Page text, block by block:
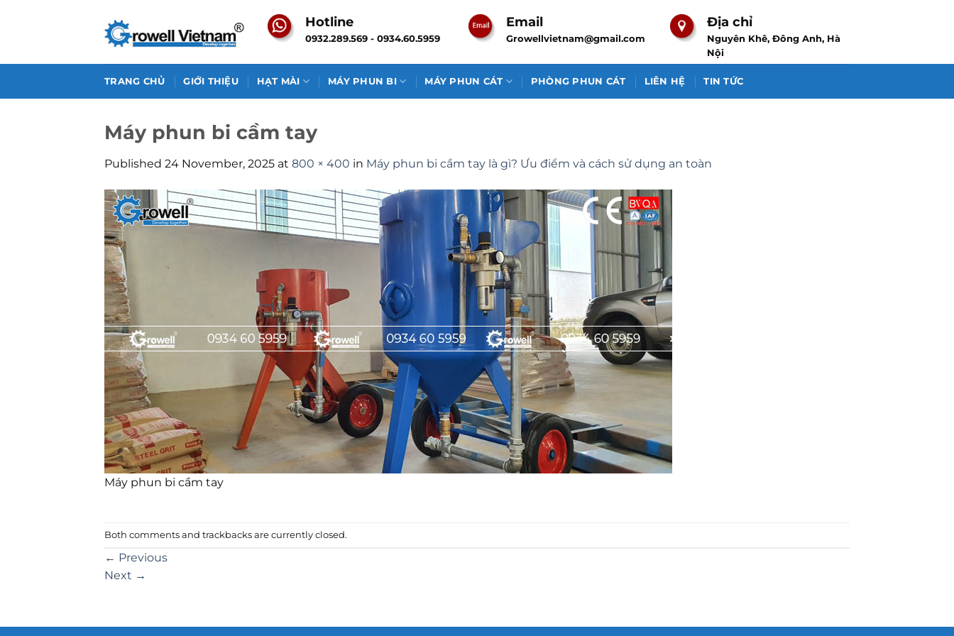
Hotline
0932.289.569 - 0934.60.5959
Email
Growellvietnam@gmail.com
Địa chỉ
Nguyên Khê, Đông Anh, Hà
Nội
TRANG CHỦ GIỚI THIỆU HẠT MÀI MÁY PHUN BI MÁY PHUN CÁT PHÒNG PHUN CÁT LIÊN HỆ TIN TỨC
Máy phun bi cầm tay
Published 24 November, 2025 at 800 × 400 in Máy phun bi cầm tay là gì? Ưu điểm và cách sử dụng an toàn
Máy phun bi cầm tay
Both comments and trackbacks are currently closed.
← Previous
Next →